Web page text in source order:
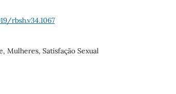
rbsh.v34.1067
Mulheres, Satisfação Sexual